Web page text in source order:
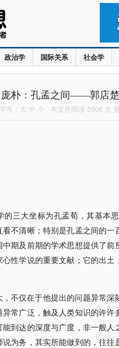
政治学 国际关系 社会学
庞朴：孔孟之间——郭店
号： 大 中 小 本文共阅读 5508 次
的三大坐标为孔孟荀，其基本
不清晰；特别是孔孟之间的
期及前期的学术思想提供了
性学说的重要文献；它的出
不仅在于他提出的问题异常
常广泛，触及人类知识的许
到达的深度与广度，非一般人
为务，其实所能做到的，往往